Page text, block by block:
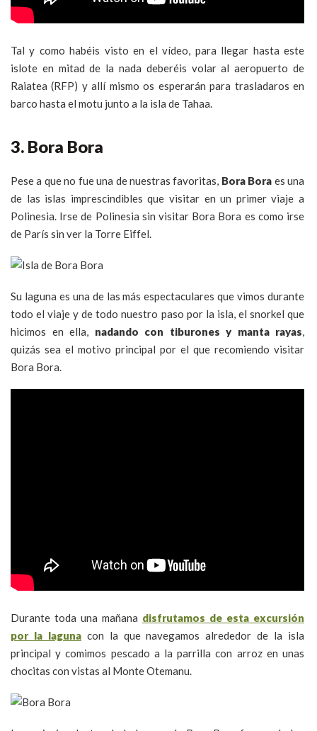
Tal y como habéis visto en el vídeo, para llegar hasta este
islote en mitad de la nada deberéis volar al aeropuerto de
Raiatea (RFP) y allí mismo os esperarán para trasladaros en
barco hasta el motu junto a la isla de Tahaa.
3. Bora Bora
Pese a que no fue una de nuestras favoritas, Bora Bora es una
de las islas imprescindibles que visitar en un primer viaje a
Polinesia. Irse de Polinesia sin visitar Bora Bora es como irse
de París sin ver la Torre Eiffel.
Su laguna es una de las más espectaculares que vimos durante
todo el viaje y de todo nuestro paso por la isla, el snorkel que
hicimos en ella, nadando con tiburones y manta rayas,
quizás sea el motivo principal por el que recomiendo visitar
Bora Bora.
Durante toda una mañana disfrutamos de esta excursión
por la lagunacon la que navegamos alrededor de la isla
principal y comimos pescado a la parrilla con arroz en unas
chocitas con vistas al Monte Otemanu.